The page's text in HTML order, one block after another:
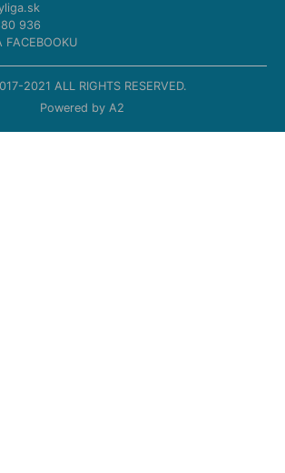
936
FACEBOOKU
2021 ALL RIGHTS RESERVED.
Powered by A2